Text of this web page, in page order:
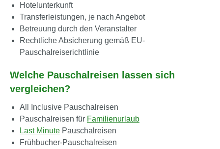
Hotelunterkunft
Transferleistungen, je nach Angebot
Betreuung durch den Veranstalter
Rechtliche Absicherung gemäß EU-
Pauschalreiserichtlinie
Welche Pauschalreisen lassen sich
vergleichen?
All Inclusive Pauschalreisen
Pauschalreisen für Familienurlaub
Last Minute Pauschalreisen
Frühbucher-Pauschalreisen